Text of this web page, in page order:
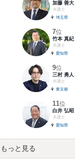
加藤 善大
弁護士
埼玉県
7位
竹本 真紀
弁護士
愛知県
9位
三村 勇人
弁護士
東京都
11位
白井 弘昭
弁護士
愛知県
もっと見る